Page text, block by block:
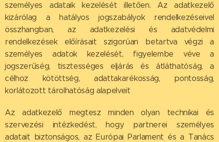
személyes adataik kezelését illetően. Az adatkezelő
kizárólag a hatályos jogszabályok rendelkezéseivel
összhangban, az adatkezelési és adatvédelmi
rendelkezések előírásait szigorúan betartva végzi a
személyes adatok kezelését, figyelembe véve a
jogszerűség, tisztességes eljárás és átláthatóság, a
célhoz kötöttség, adattakarékosság, pontosság,
korlátozott tárolhatóság alapelveit
Az adatkezelő megtesz minden olyan technikai és
szervezési intézkedést, hogy partnerei személyes
adatait biztonságos, az Európai Parlament és a Tanács